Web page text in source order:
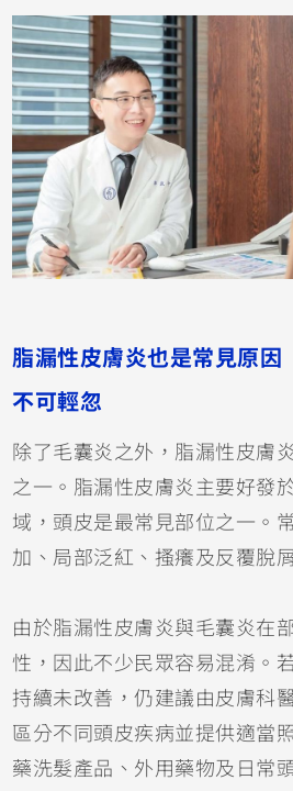
脂漏性皮膚炎也是常見原
不可輕忽
除了毛囊炎之外，脂漏性皮膚
之一。脂漏性皮膚炎主要好發
域，頭皮是最常見部位之一。
加、局部泛紅、搔癢及反覆脫
由於脂漏性皮膚炎與毛囊炎在
性，因此不少民眾容易混淆。
持續未改善，仍建議由皮膚科
區分不同頭皮疾病並提供適當
藥洗髮產品、外用藥物及日常